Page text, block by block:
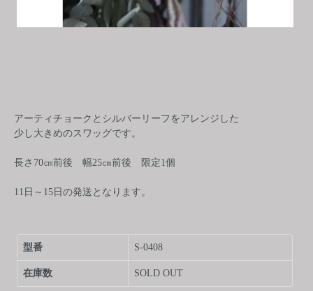
アーティチョークとシルバーリーフをアレンジした
少し大きめのスワッグです。
長さ70㎝前後 幅25㎝前後 限定1個
11日～15日の発送となります。
型番 S-0408
在庫数 SOLD OUT